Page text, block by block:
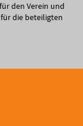
den Verein und
die beteiligten